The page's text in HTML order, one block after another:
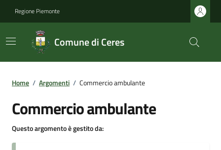
Regione Piemonte
Comune di Ceres
Home / Argomenti / Commercio ambulante
Commercio ambulante
Questo argomento è gestito da: